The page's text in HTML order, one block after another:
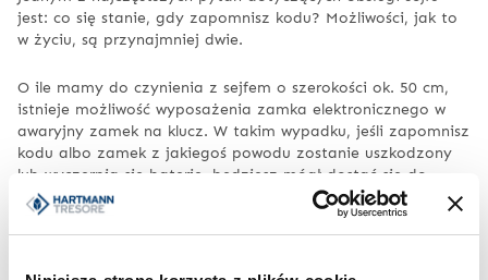
jest: co się stanie, gdy zapomnisz kodu? Możliwości, jak to
w życiu, są przynajmniej dwie.
O ile mamy do czynienia z sejfem o szerokości ok. 50 cm,
istnieje możliwość wyposażenia zamka elektronicznego w
awaryjny zamek na klucz. W takim wypadku, jeśli zapomnisz
kodu albo zamek z jakiegoś powodu zostanie uszkodzony
lub wyczerpią się baterie, będziesz mógł dostać się do
wnętrza. Pamiętaj tylko, by klucz awaryjny trzymać z dala
od sejfu.